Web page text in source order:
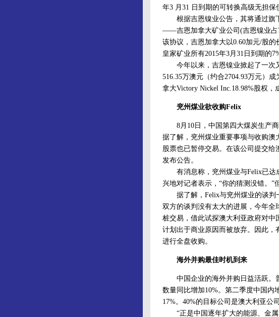
年3 月31 日到期的可转换高级无担保
根据吉恩镍业公告，其将通过旗
——吉恩加拿大矿业公司(吉恩镍业占
该协议，吉恩加拿大以0.60加元/股
皇家矿业所有2015年3月31日到期的
今年以来，吉恩镍业掀起了一次
516.35万澳元（约合2704.93万元）
拿大Victory Nickel Inc.18.98%股权
兖州煤业欲收购Felix
8月10日，中国第四大煤炭生产商
据了解，兖州煤业重要事项与收购澳
股票也已暂停交易。在该公司提交
发布公告。
有消息称，兖州煤业与Felix已达
兴地对记者表示，“你的猜测没错。”
据了解，Felix与兖州煤业的谈判
双方的谈判没有太大的进展，今年
桩交易，借此试探澳大利亚政府对中
计划出于商业原因而被放弃。因此
进行全盘收购。
海外并购最佳时机到来
中国企业的海外并购日益活跃。普
数量同比增加10%。第二季度中国内
17%。40%的目标公司是澳大利亚公司
“正是中国逐年扩大的能源、金属